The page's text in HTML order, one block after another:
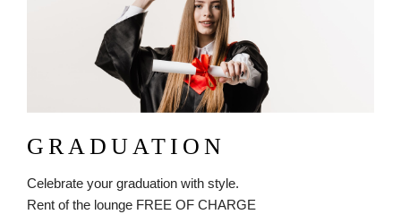
GRADUATION
Celebrate your graduation with style.
Rent of the lounge FREE OF CHARGE